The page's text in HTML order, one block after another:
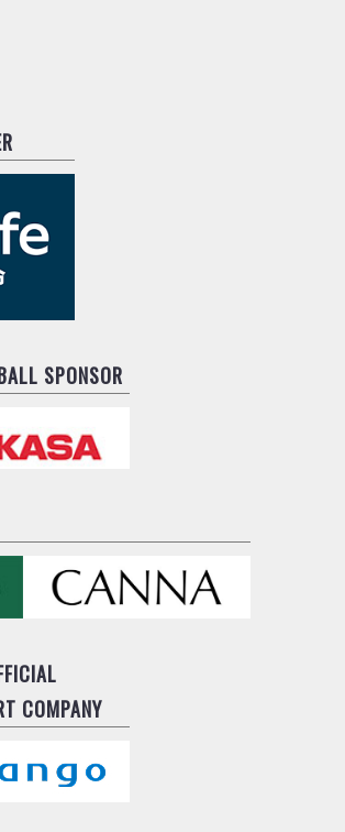
SPONSOR
COMPANY